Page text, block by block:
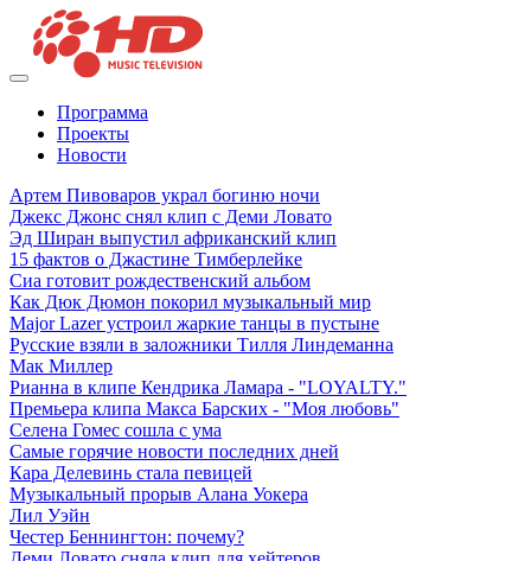
Программа
Проекты
Новости
Артем Пивоваров украл богиню ночи
Джекс Джонс снял клип с Деми Ловато
Эд Ширан выпустил африканский клип
15 фактов о Джастине Тимберлейке
Сиа готовит рождественский альбом
Как Дюк Дюмон покорил музыкальный мир
Major Lazer устроил жаркие танцы в пустыне
Русские взяли в заложники Тилля Линдеманна
Мак Миллер
Рианна в клипе Кендрика Ламара - "LOYALTY."
Премьера клипа Макса Барских - "Моя любовь"
Селена Гомес сошла с ума
Самые горячие новости последних дней
Кара Делевинь стала певицей
Музыкальный прорыв Алана Уокера
Лил Уэйн
Честер Беннингтон: почему?